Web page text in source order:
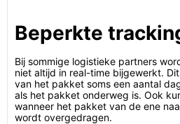
Beperkte
Bij sommige logistieke partners
niet altijd in real-time bijgewerkt.
van het pakket soms een aantal
als het pakket onderweg is. Ook
wanneer het pakket van de ene
wordt overgedragen.